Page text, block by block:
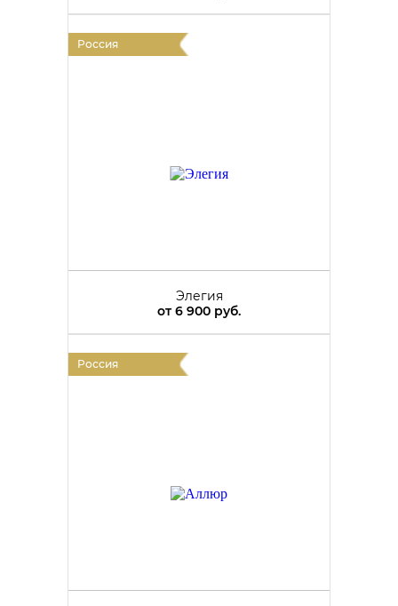
Россия
Элегия
от6 900 руб.
Россия